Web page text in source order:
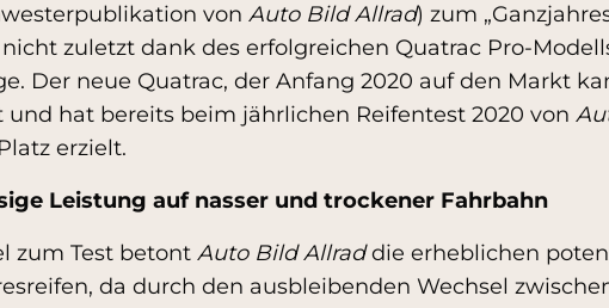
von Auto Bild Allrad) zum
zuletzt dank des erfolgreichen Quatrac Pro-
Der neue Quatrac, der Anfang 2020 auf den Markt
und hat bereits beim jährlichen Reifentest 2020 von
erzielt.
Leistung auf nasser und trockener Fahrbahn
zum Test betont Auto Bild Allraddie erheblichen
da durch den ausbleibenden Wechsel